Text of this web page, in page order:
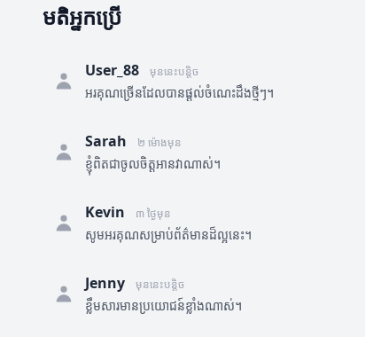
មតិអ្នកប្រើ
User_88 មុននេះបន្តិច
អរគុណច្រើនដែលបានផ្តល់ចំណេះដឹងថ្មីៗ។
Sarah ២ ម៉ោងមុន
ខ្ញុំពិតជាចូលចិត្តអានវាណាស់។
Kevin ៣ ថ្ងៃមុន
សូមអរគុណសម្រាប់ព័ត៌មានដ៏ល្អនេះ។
Jenny មុននេះបន្តិច
ខ្លឹមសារមានប្រយោជន៍ខ្លាំងណាស់។